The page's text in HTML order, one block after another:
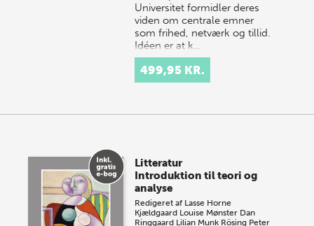
Universitet formidler deres
viden om centrale emner
som frihed, netværk og tillid.
Idéen er at k…
499,95 KR.
Litteratur
Introduktion til teori og
analyse
Redigeret af Lasse Horne
Kjældgaard Louise Mønster Dan
Ringgaard Lilian Munk Rösing Peter